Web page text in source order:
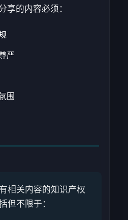
享的内容必须：
严
围
相关内容的知识产权
但不限于：